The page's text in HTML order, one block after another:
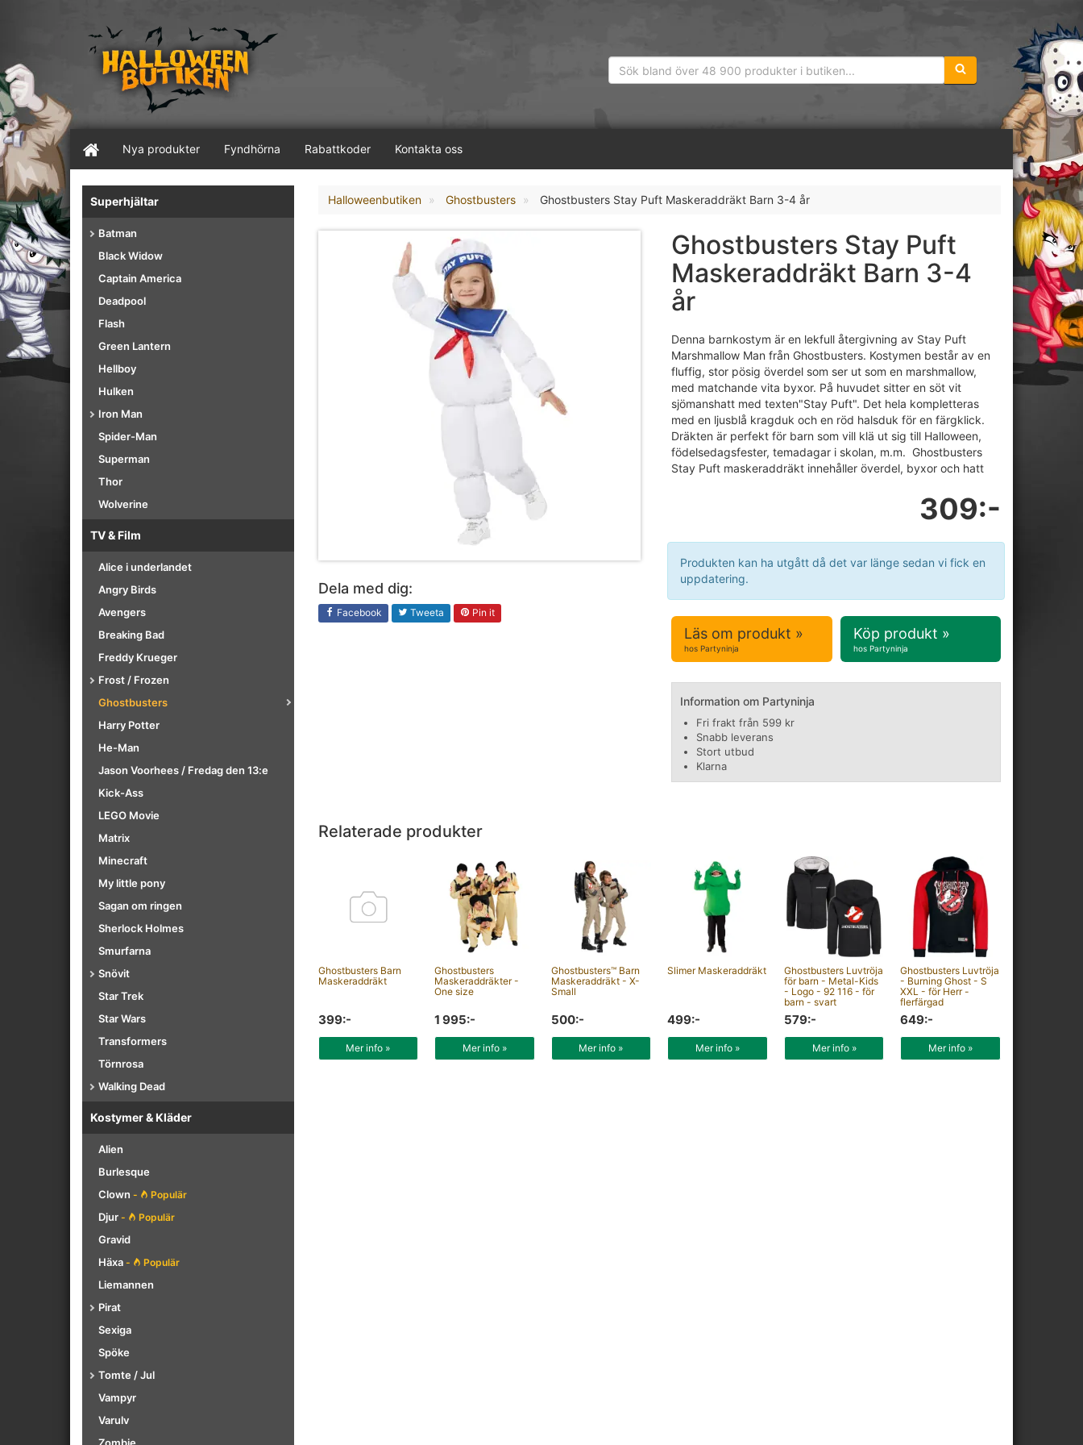
Sökfras:
Nya produkter Fyndhörna Rabattkoder Kontakta oss
Superhjältar
Batman
Black Widow
Captain America
Deadpool
Flash
Green Lantern
Hellboy
Hulken
Iron Man
Spider-Man
Superman
Thor
Wolverine
TV & Film
Alice i underlandet
Angry Birds
Avengers
Breaking Bad
Freddy Krueger
Frost / Frozen
Ghostbusters
Harry Potter
He-Man
Jason Voorhees / Fredag den 13:e
Kick-Ass
LEGO Movie
Matrix
Minecraft
My little pony
Sagan om ringen
Sherlock Holmes
Smurfarna
Snövit
Star Trek
Star Wars
Transformers
Törnrosa
Walking Dead
Kostymer & Kläder
Alien
Burlesque
Clown - Populär
Djur - Populär
Gravid
Häxa - Populär
Liemannen
Pirat
Sexiga
Spöke
Tomte / Jul
Vampyr
Varulv
Halloweenbutiken Ghostbusters Ghostbusters Stay Puft Maskeraddräkt Barn 3-4 år
Dela med dig:
Facebook Tweeta Pin it
Ghostbusters Stay Puft
Maskeraddräkt Barn 3-4
år
Denna barnkostym är en lekfull återgivning av Stay Puft
Marshmallow Man från Ghostbusters. Kostymen består av en
fluffig, stor pösig överdel som ser ut som en marshmallow,
med matchande vita byxor. På huvudet sitter en söt vit
sjömanshatt med texten"Stay Puft". Det hela kompletteras
med en ljusblå kragduk och en röd halsduk för en färgklick.
Dräkten är perfekt för barn som vill klä ut sig till Halloween,
födelsedagsfester, temadagar i skolan, m.m. Ghostbusters
Stay Puft maskeraddräkt innehåller överdel, byxor och hatt
309:-
Produkten kan ha utgått då det var länge sedan vi fick en
uppdatering.
Läs om produkt »
hos Partyninja
Köp produkt »
hos Partyninja
Information om Partyninja
Fri frakt från 599 kr
Snabb leverans
Stort utbud
Klarna
Relaterade produkter
Ghostbusters Barn
Maskeraddräkt
399:-
Mer info »
Ghostbusters
Maskeraddräkter -
One size
1 995:-
Mer info »
Ghostbusters™ Barn
Maskeraddräkt - X-
Small
500:-
Mer info »
Slimer Maskeraddräkt
499:-
Mer info »
Ghostbusters Luvtröja
för barn - Metal-Kids
- Logo - 92 116 - för
barn - svart
579:-
Mer info »
Ghostbusters Luvtröja
- Burning Ghost - S
XXL - för Herr -
flerfärgad
649:-
Mer info »